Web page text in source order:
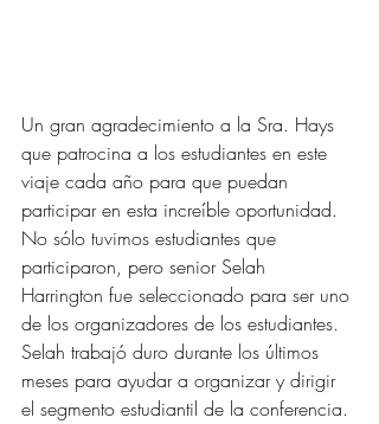
Un gran agradecimiento a la Sra. Hays
que patrocina a los estudiantes en este
viaje cada año para que puedan
participar en esta increíble oportunidad.
No sólo tuvimos estudiantes que
participaron, pero senior Selah
Harrington fue seleccionado para ser uno
de los organizadores de los estudiantes.
Selah trabajó duro durante los últimos
meses para ayudar a organizar y dirigir
el segmento estudiantil de la conferencia.